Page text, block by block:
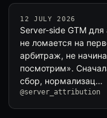
12 JULY 2026
Server-side GTM
не ломается на
арбитраж, не
посмотрим».
сбор, нормализац…
@server_attribution